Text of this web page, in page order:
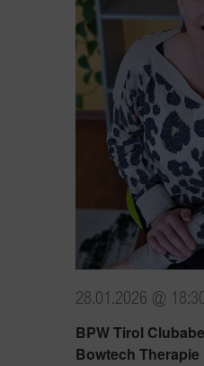
BPW Tirol
Bowtech Therapie
28.01.2026 @